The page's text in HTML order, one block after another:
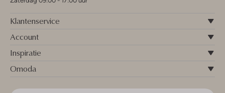
Klantenservice
Account
Inspiratie
Omoda